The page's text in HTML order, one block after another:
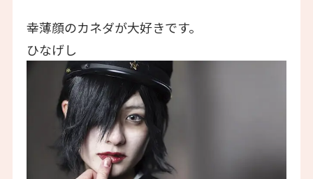
幸薄顔のカネダが大好きです。
ひなげし